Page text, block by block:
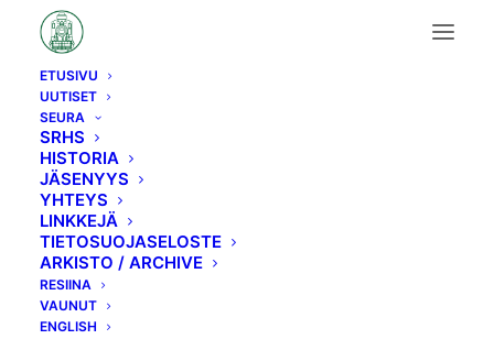
ETUSIVU
UUTISET
SEURA
SRHS
HISTORIA
JÄSENYYS
YHTEYS
LINKKEJÄ
TIETOSUOJASELOSTE
ARKISTO / ARCHIVE
RESIINA
VAUNUT
ENGLISH